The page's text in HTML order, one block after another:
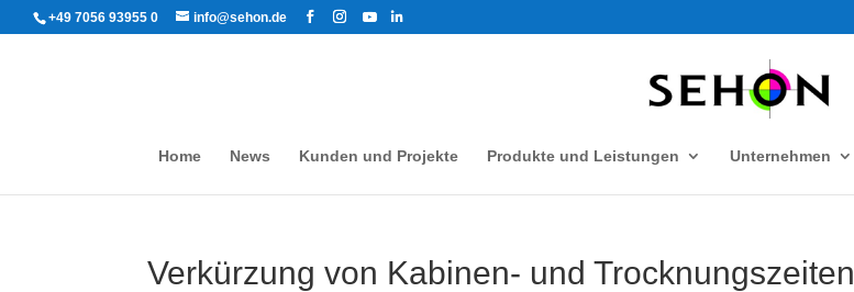
+49 7056 93955 0 info@sehon.de
Home News Kunden und Projekte Produkte und Leistungen Unternehmen
Verkürzung von Kabinen- und Trocknungszeiten